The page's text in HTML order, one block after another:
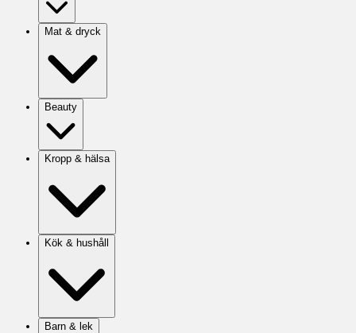
Mat & dryck
Beauty
Kropp & hälsa
Kök & hushåll
Barn & lek